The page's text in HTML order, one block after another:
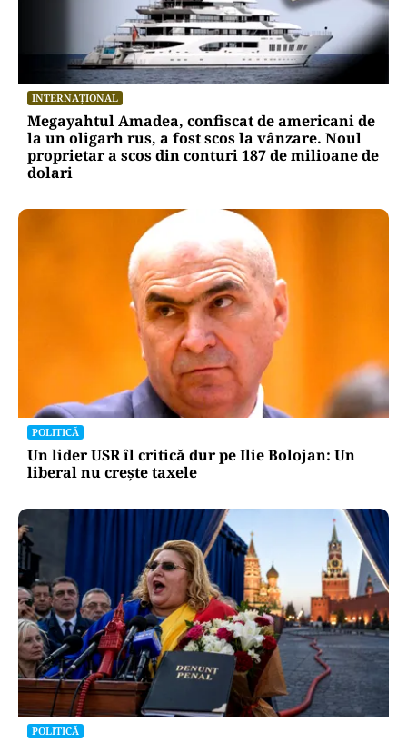
Alin Tișe atacă frontal conducerea PNL:
„România a devenit coșul de gunoi al
investitorilor”
Megayahtul Amadea, confiscat de americani de
la un oligarh rus, a fost scos la vânzare. Noul
proprietar a scos din conturi 187 de milioane de
dolari
POLITICĂ
Un lider USR îl critică dur pe Ilie Bolojan: Un